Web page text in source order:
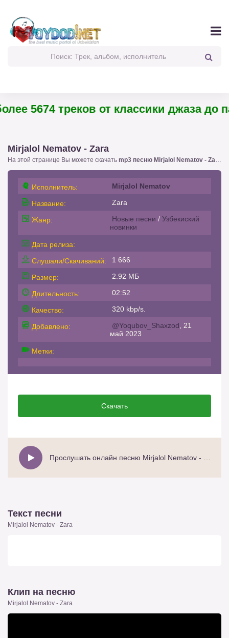
5674 треков от классики джаза до
Mirjalol Nematov - Zara
На этой странице Вы можете скачать mp3 песню Mirjalol Nematov - Zara
Исполнитель: Mirjalol Nematov
Название: Zara
Жанр: Новые песни / Узбекиский
новинки
Дата релиза:
Слушали/Скачиваний:
1 666
Размер: 2.92 МБ
Длительность: 02:52
Качество: 320 kbp/s.
Добавлено: @Yoqubov_Shaxzod , 21
май 2023
Метки:
Скачать
Текст песни
Mirjalol Nematov - Zara
Клип на песню
Mirjalol Nematov - Zara